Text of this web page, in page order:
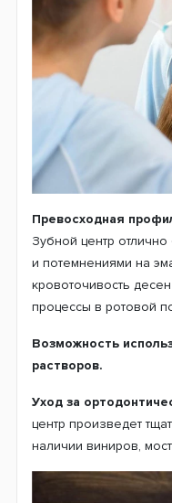
Превосходная
Зубной центр
и потемнениями на
кровоточивость
процессы в ротовой
Возможность
растворов.
Уход за
центр произведет
наличии виниров,